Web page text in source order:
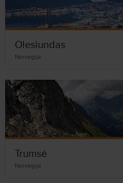
Olesiundas
Norvegija
Trumsė
Norvegija